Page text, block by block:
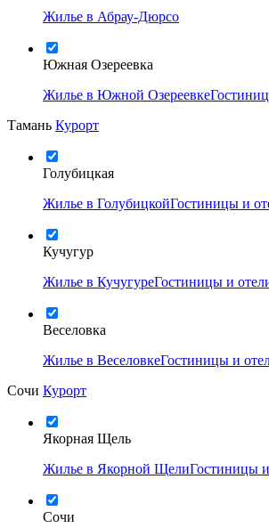
Жилье в Абрау-Дюрсо
Южная Озереевка
Жилье в Южной Озереевке
Тамань Курорт
Голубицкая
Жилье в ГолубицкойГостиницы и
Кучугур
Жилье в КучугуреГостиницы и
Веселовка
Жилье в ВеселовкеГостиницы и
Сочи Курорт
Якорная Щель
Жилье в Якорной ЩелиГостиницы
Сочи